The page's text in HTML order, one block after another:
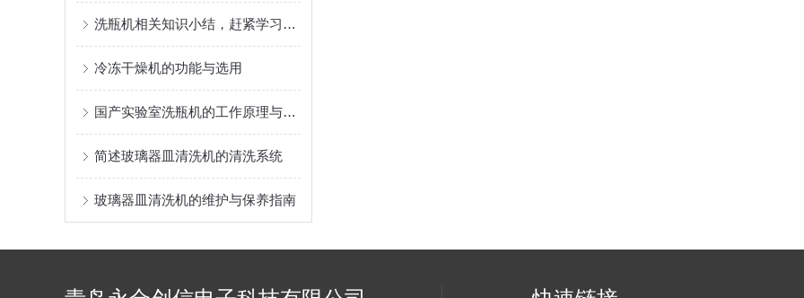
洗瓶机相关知识小结，赶紧学习一下
冷冻干燥机的功能与选用
国产实验室洗瓶机的工作原理与优势分析
简述玻璃器皿清洗机的清洗系统
玻璃器皿清洗机的维护与保养指南